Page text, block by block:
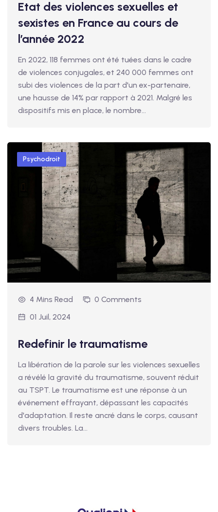
Etat des violences sexuelles et
sexistes en France au cours de
l’année 2022
En 2022, 118 femmes ont été tuées dans le cadre
de violences conjugales, et 240 000 femmes ont
subi des violences de la part d'un ex-partenaire,
une hausse de 14% par rapport à 2021. Malgré les
dispositifs mis en place, le nombre...
Psychodroit
4 Mins Read
0 Comments
01 Juil, 2024
Redefinir le traumatisme
La libération de la parole sur les violences sexuelles
a révélé la gravité du traumatisme, souvent réduit
au TSPT. Le traumatisme est une réponse à un
événement effrayant, dépassant les capacités
d'adaptation. Il reste ancré dans le corps, causant
divers troubles. La...